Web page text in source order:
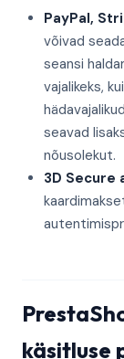
PayPal,
võivad
seansi
vajalikeks,
seavad
nõusolekut.
3D Secure
käsitluse